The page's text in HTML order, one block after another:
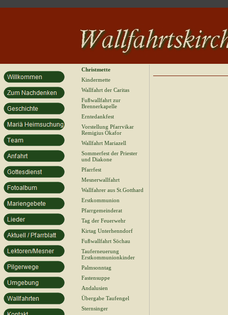
Christmette
Kindermette
Wallfahrt der Caritas
Fußwallfahrt zur
Brennerkapelle
Erntedankfest
Vorstellung Pfarrvikar
Remigius Okafor
Wallfahrt Mariazell
Sommerfest der Priester
und Diakone
Pfarrfest
Mesnerwallfahrt
Wallfahrer aus St.Gotthard
Erstkommunion
Pfarrgemeinderat
Tag der Feuerwehr
Kirtag Unterhenndorf
Fußwallfahrt Söchau
Tauferneuerung
Erstkommunionkinder
Palmsonntag
Fastensuppe
Andalusien
Übergabe Taufengel
Sternsinger